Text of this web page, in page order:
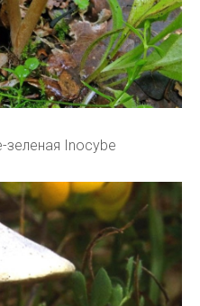
зеленая Inocybe